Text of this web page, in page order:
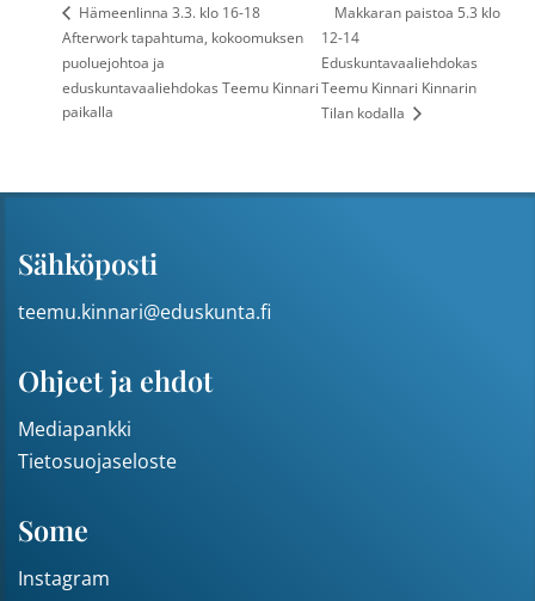
Hämeenlinna 3.3. klo 16-18
Afterwork tapahtuma, kokoomuksen
puoluejohtoa ja
eduskuntavaaliehdokas Teemu Kinnari
paikalla
Makkaran paistoa 5.3 klo
12-14
Eduskuntavaaliehdokas
Teemu Kinnari Kinnarin
Tilan kodalla
Sähköposti
teemu.kinnari@eduskunta.fi
Ohjeet ja ehdot
Mediapankki
Tietosuojaseloste
Some
Instagram